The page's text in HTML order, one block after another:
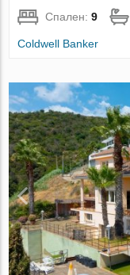
Спален:9
Coldwell Banker